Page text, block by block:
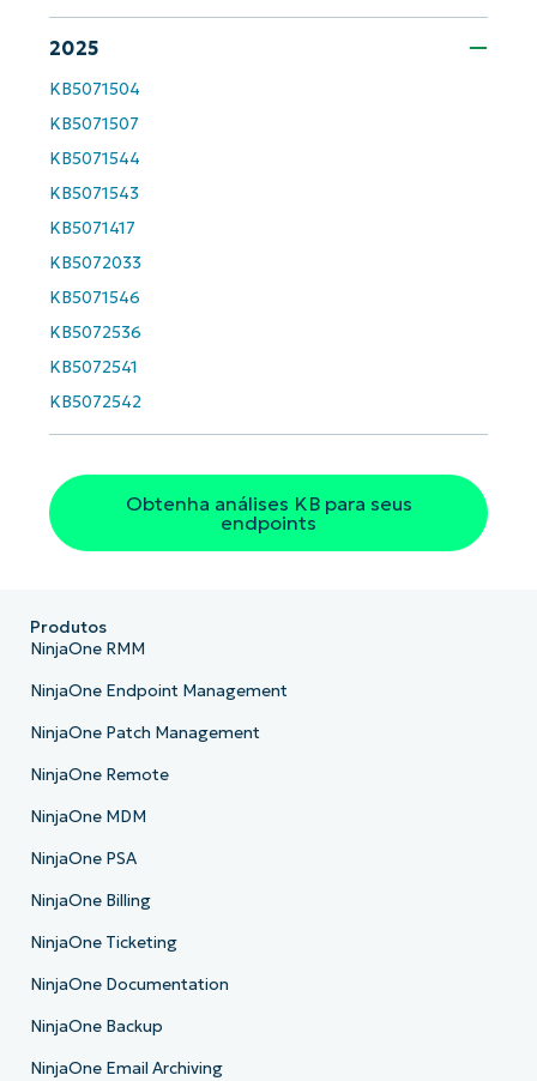
2025
KB5071504
KB5071507
KB5071544
KB5071543
KB5071417
KB5072033
KB5071546
KB5072536
KB5072541
KB5072542
Obtenha análises KB para seus
endpoints
name*
Business
Phone
País
Company
Produtos
NinjaOne RMM
NinjaOne Endpoint Management
NinjaOne Patch Management
NinjaOne Remote
NinjaOne MDM
NinjaOne PSA
NinjaOne Billing
NinjaOne Ticketing
NinjaOne Documentation
NinjaOne Backup
NinjaOne Email Archiving